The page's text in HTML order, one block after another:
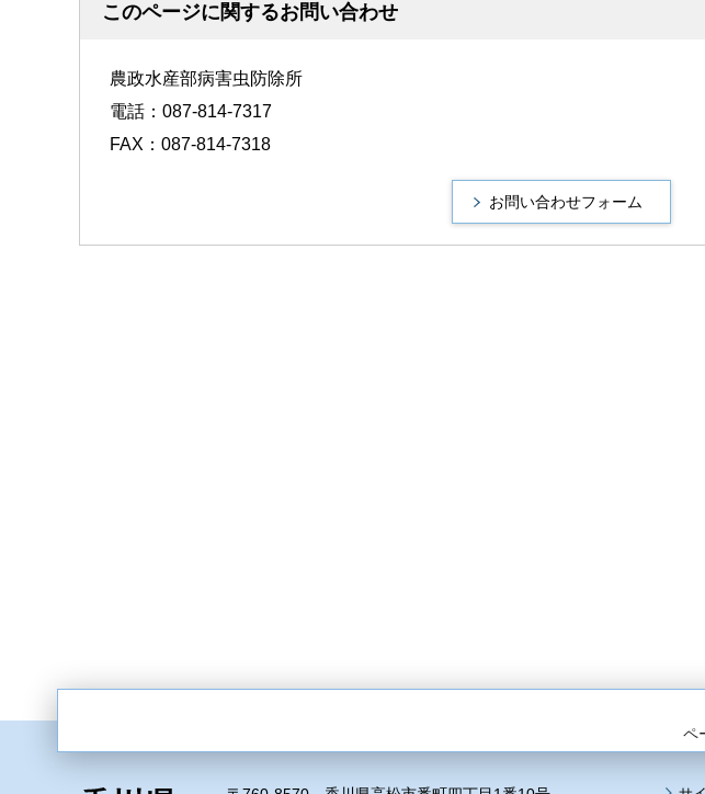
このページに関するお問い合わせ
農政水産部病害虫防除所
電話：087-814-7317
FAX：087-814-7318
ペ